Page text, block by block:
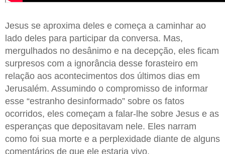
Jesus se aproxima deles e começa a caminhar ao
lado deles para participar da conversa. Mas,
mergulhados no desânimo e na decepção, eles ficam
surpresos com a ignorância desse forasteiro em
relação aos acontecimentos dos últimos dias em
Jerusalém. Assumindo o compromisso de informar
esse “estranho desinformado” sobre os fatos
ocorridos, eles começam a falar-lhe sobre Jesus e as
esperanças que depositavam nele. Eles narram
como foi sua morte e a perplexidade diante de alguns
comentários de que ele estaria vivo.